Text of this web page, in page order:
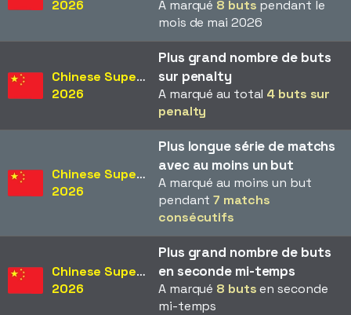
2026
A marqué 8 buts pendant le
mois de mai 2026
Chinese Super League
2026
Plus grand nombre de buts
sur penalty
A marqué au total 4 buts sur
penalty
Chinese Super League
2026
Plus longue série de matchs
avec au moins un but
A marqué au moins un but
pendant7 matchs
consécutifs
Chinese Super League
2026
Plus grand nombre de buts
en seconde mi-temps
A marqué 8 butsen seconde
mi-temps